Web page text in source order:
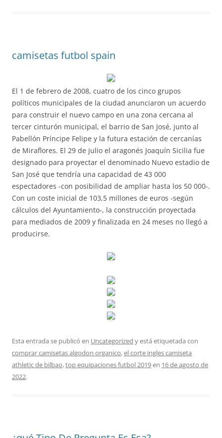
camisetas futbol spain
El 1 de febrero de 2008, cuatro de los cinco grupos
políticos municipales de la ciudad anunciaron un acuerdo
para construir el nuevo campo en una zona cercana al
tercer cinturón municipal, el barrio de San José, junto al
Pabellón Príncipe Felipe y la futura estación de cercanías
de Miraflores. El 29 de julio el aragonés Joaquín Sicilia fue
designado para proyectar el denominado Nuevo estadio de
San José que tendría una capacidad de 43 000
espectadores -con posibilidad de ampliar hasta los 50 000-.
Con un coste inicial de 103,5 millones de euros -según
cálculos del Ayuntamiento-, la construcción proyectada
para mediados de 2009 y finalizada en 24 meses no llegó a
producirse.
Esta entrada se publicó en Uncategorized y está etiquetada con
comprar camisetas algodon organico,el corte ingles camiseta
athletic de bilbao,top equipaciones futbol 2019en 16 de agosto de
2022.